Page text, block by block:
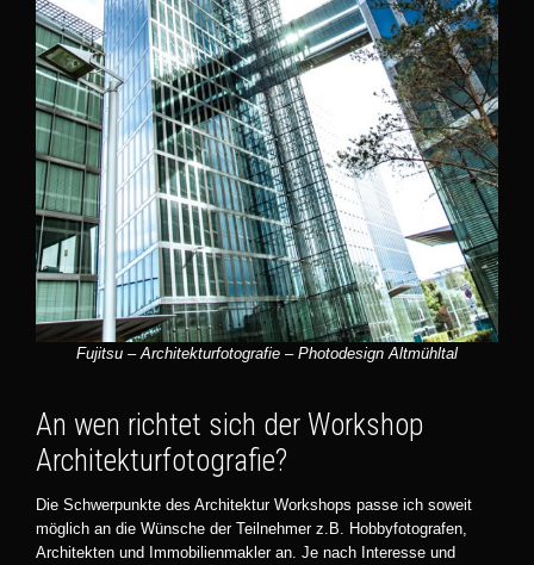
Fujitsu – Architekturfotografie – Photodesign Altmühltal
An wen richtet sich der Workshop
Architekturfotografie?
Die Schwerpunkte des Architektur Workshops passe ich soweit
möglich an die Wünsche der Teilnehmer z.B. Hobbyfotografen,
Architekten und Immobilienmakler an. Je nach Interesse und